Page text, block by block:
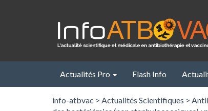
Actualités Pro Flash Info
info-atbvac > Actualités Scientifiques >